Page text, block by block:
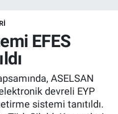
EFES
ASELSAN
devreli EYP
sistemi tanıtıldı.